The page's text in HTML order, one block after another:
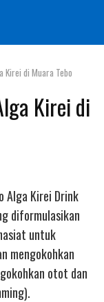
Kirei di Muara Tebo
Kirei di
Alga Kirei Drink
diformulasikan
untuk
mengokohkan
otot dan